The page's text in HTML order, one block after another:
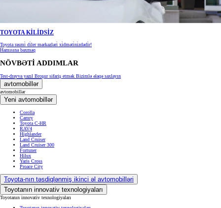
TOYOTA KİLİDSİZ
Toyota rəsmi̇ di̇ler mərkəzləri̇ xi̇dməti̇ni̇zdədi̇r!
Hamısına baxmaq
NÖVBƏTİ ADDIMLAR
Test-drayva yazıl Broşur sifariş etmək Bizimlə əlaqə saxlayın
avtomobillər
avtomobillər
Yeni avtomobillər
Corolla
Camry
Toyota C-HR
RAV4
Highlander
Land Cruiser
Land Cruiser 300
Fortuner
Hilux
Yaris Cross
Proace City
Toyota-nın təsdiqlənmiş ikinci əl avtomobilləri
Toyotanın innovativ texnologiyaları
Toyotanın innovativ texnologiyaları